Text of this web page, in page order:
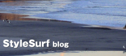
メ
イ
ン
コ
ン
STYLESURF
Blog